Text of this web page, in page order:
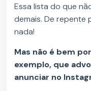
Essa lista do que
demais. De
nada!
Mas não é bem
exemplo, que
anunciar no